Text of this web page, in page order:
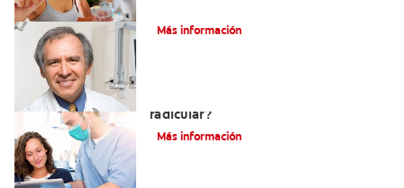
Más información
radicular?
Más información